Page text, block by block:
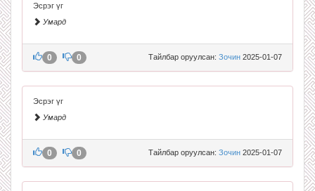
Эсрэг үг
Умард
Тайлбар оруулсан: Зочин 2025-01-07
0 0
Эсрэг үг
Умард
Тайлбар оруулсан: Зочин 2025-01-07
0 0